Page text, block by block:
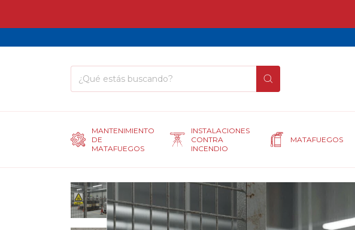
MANTENIMIENTO
DE
MATAFUEGOS
INSTALACIONES
CONTRA
INCENDIO
MATAFUEGOS